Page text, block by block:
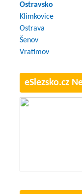
Ostravsko
Klimkovice
Ostrava
Šenov
Vratimov
eSlezsko.cz